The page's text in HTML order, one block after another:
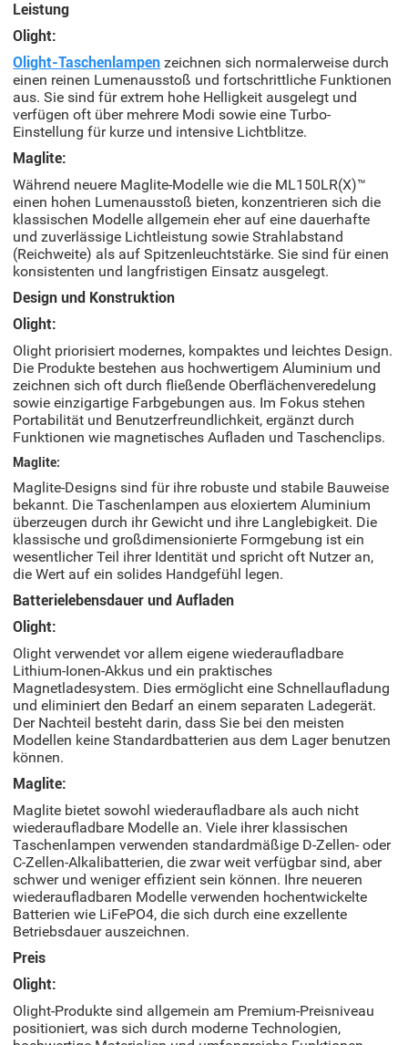
Leistung
Olight:
Olight-Taschenlampen zeichnen sich normalerweise durch
einen reinen Lumenausstoß und fortschrittliche Funktionen
aus. Sie sind für extrem hohe Helligkeit ausgelegt und
verfügen oft über mehrere Modi sowie eine Turbo-
Einstellung für kurze und intensive Lichtblitze.
Maglite:
Während neuere Maglite-Modelle wie die ML150LR(X)™
einen hohen Lumenausstoß bieten, konzentrieren sich die
klassischen Modelle allgemein eher auf eine dauerhafte
und zuverlässige Lichtleistung sowie Strahlabstand
(Reichweite) als auf Spitzenleuchtstärke. Sie sind für einen
konsistenten und langfristigen Einsatz ausgelegt.
Design und Konstruktion
Olight:
Olight priorisiert modernes, kompaktes und leichtes Design.
Die Produkte bestehen aus hochwertigem Aluminium und
zeichnen sich oft durch fließende Oberflächenveredelung
sowie einzigartige Farbgebungen aus. Im Fokus stehen
Portabilität und Benutzerfreundlichkeit, ergänzt durch
Funktionen wie magnetisches Aufladen und Taschenclips.
Maglite:
Maglite-Designs sind für ihre robuste und stabile Bauweise
bekannt. Die Taschenlampen aus eloxiertem Aluminium
überzeugen durch ihr Gewicht und ihre Langlebigkeit. Die
klassische und großdimensionierte Formgebung ist ein
wesentlicher Teil ihrer Identität und spricht oft Nutzer an,
die Wert auf ein solides Handgefühl legen.
Batterielebensdauer und Aufladen
Olight:
Olight verwendet vor allem eigene wiederaufladbare
Lithium-Ionen-Akkus und ein praktisches
Magnetladesystem. Dies ermöglicht eine Schnellaufladung
und eliminiert den Bedarf an einem separaten Ladegerät.
Der Nachteil besteht darin, dass Sie bei den meisten
Modellen keine Standardbatterien aus dem Lager benutzen
können.
Maglite:
Maglite bietet sowohl wiederaufladbare als auch nicht
wiederaufladbare Modelle an. Viele ihrer klassischen
Taschenlampen verwenden standardmäßige D-Zellen- oder
C-Zellen-Alkalibatterien, die zwar weit verfügbar sind, aber
schwer und weniger effizient sein können. Ihre neueren
wiederaufladbaren Modelle verwenden hochentwickelte
Batterien wie LiFePO4, die sich durch eine exzellente
Betriebsdauer auszeichnen.
Preis
Olight:
Olight-Produkte sind allgemein am Premium-Preisniveau
positioniert, was sich durch moderne Technologien,